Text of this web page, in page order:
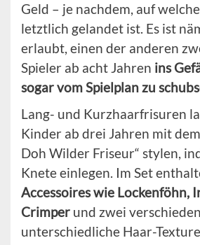
Geld – je nachdem, auf
letztlich gelandet ist. Es ist
erlaubt, einen der anderen
Spieler ab acht Jahren ins
sogar vom Spielplan zu
Lang- und Kurzhaarfrisuren
Kinder ab drei Jahren mit
Doh Wilder Friseur“ stylen,
Knete einlegen. Im Set
Accessoires wie Lockenföhn,
Crimper und zwei
unterschiedliche Haar-